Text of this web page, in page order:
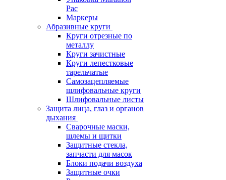
Pac
Маркеры
Абразивные круги
Круги отрезные по
металлу
Круги зачистные
Круги лепестковые
тарельчатые
Самозацепляемые
шлифовальные круги
Шлифовальные листы
Защита лица, глаз и органов
дыхания
Сварочные маски,
шлемы и щитки
Защитные стекла,
запчасти для масок
Блоки подачи воздуха
Защитные очки